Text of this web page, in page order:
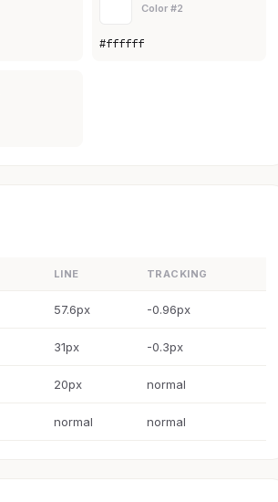
Color #2
#ffffff
LINE TRACKING
57.6px -0.96px
31px -0.3px
20px normal
normal normal